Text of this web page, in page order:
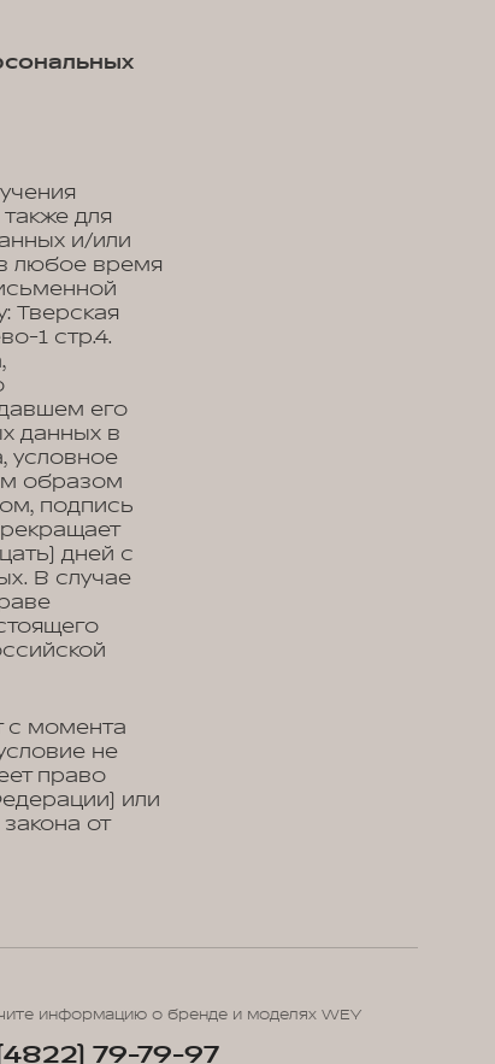
для
и/или
любое время
Тверская
1 стр.4.
его
данных в
условное
образом
подпись
дней с
В случае
с момента
не
право
или
от
информацию о бренде и моделях WEY
79-79-97